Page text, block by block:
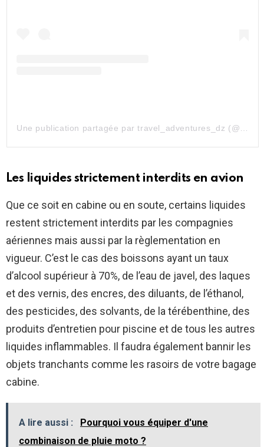
Les liquides strictement interdits en avion
Que ce soit en cabine ou en soute, certains liquides
restent strictement interdits par les compagnies
aériennes mais aussi par la règlementation en
vigueur. C’est le cas des boissons ayant un taux
d’alcool supérieur à 70%, de l’eau de javel, des laques
et des vernis, des encres, des diluants, de l’éthanol,
des pesticides, des solvants, de la térébenthine, des
produits d’entretien pour piscine et de tous les autres
liquides inflammables. Il faudra également bannir les
objets tranchants comme les rasoirs de votre bagage
cabine.
A lire aussi :
Pourquoi vous équiper d'une
combinaison de pluie moto ?